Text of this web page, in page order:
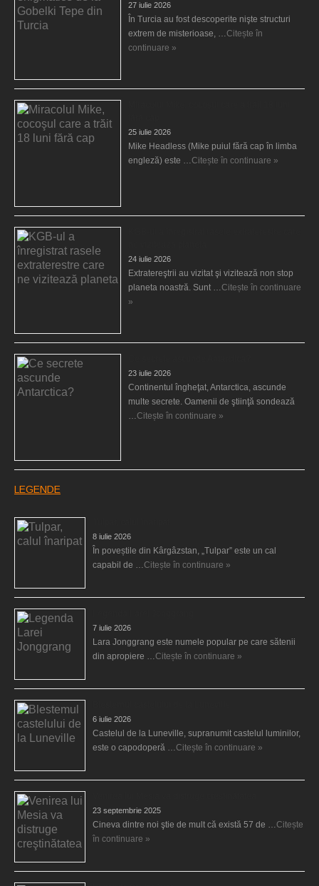
27 iulie 2026
În Turcia au fost descoperite nişte structuri
extrem de misterioase, …Citește în
continuare »
25 iulie 2026
Mike Headless (Mike puiul fără cap în limba
engleză) este …Citește în continuare »
24 iulie 2026
Extratereştrii au vizitat şi vizitează non stop
planeta noastră. Sunt …Citește în continuare
»
23 iulie 2026
Continentul îngheţat, Antarctica, ascunde
multe secrete. Oamenii de ştiinţă sondează
…Citește în continuare »
LEGENDE
8 iulie 2026
În poveștile din Kârgâzstan, „Tulpar” este un cal
capabil de …Citește în continuare »
7 iulie 2026
Lara Jonggrang este numele popular pe care sătenii
din apropiere …Citește în continuare »
6 iulie 2026
Castelul de la Luneville, supranumit castelul luminilor,
este o capodoperă …Citește în continuare »
23 septembrie 2025
Cineva dintre noi ştie de mult că există 57 de …Citește
în continuare »